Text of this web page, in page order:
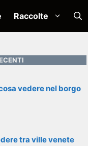
Raccolte
vedere nel borgo
tra ville venete